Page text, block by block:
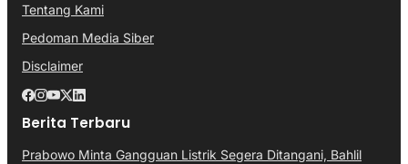
Tentang Kami
Pedoman Media Siber
Disclaimer
Berita Terbaru
Prabowo Minta Gangguan Listrik Segera Ditangani, Bahlil